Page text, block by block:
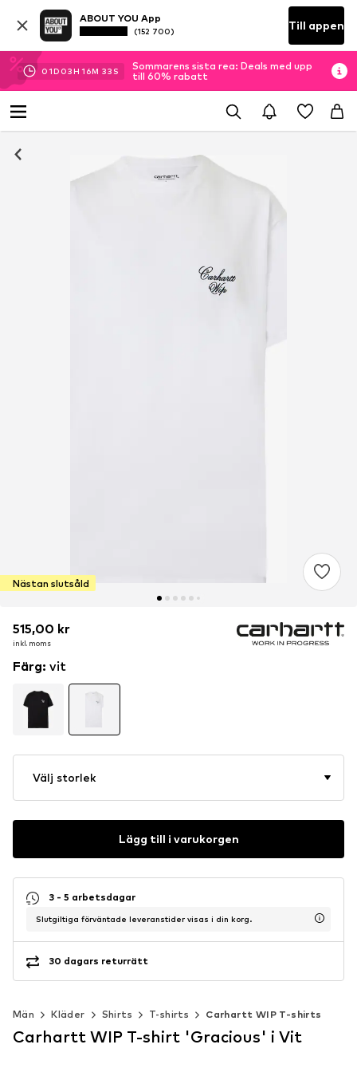
ABOUT YOU App
(152 700) Till appen
01D 03H 16M 33 S
Sommarens sista rea: Deals med upp
till 60% rabatt
Nästan slutsåld
515,00 kr
inkl. moms
515,00 kr
inkl. moms
515,00 kr
inkl. moms
Färg: vit
Välj storlek
Lägg till i varukorgen
3 - 5 arbetsdagar
Slutgiltiga förväntade leveranstider visas i din korg.
30 dagars returrätt
Män Kläder Shirts T-shirts Carhartt WIP T-shirts
Carhartt WIP T-shirt 'Gracious' i Vit